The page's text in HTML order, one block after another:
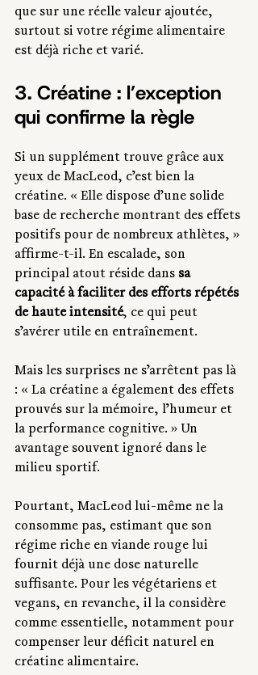
que sur une réelle valeur ajoutée,
surtout si votre régime alimentaire
est déjà riche et varié.
3. Créatine : l’exception
qui confirme la règle
Si un supplément trouve grâce aux
yeux de MacLeod, c’est bien la
créatine. « Elle dispose d’une solide
base de recherche montrant des effets
positifs pour de nombreux athlètes, »
affirme-t-il. En escalade, son
principal atout réside dans sa
capacité à faciliter des efforts répétés
de haute intensité, ce qui peut
s’avérer utile en entraînement.
Mais les surprises ne s’arrêtent pas là
: « La créatine a également des effets
prouvés sur la mémoire, l’humeur et
la performance cognitive. » Un
avantage souvent ignoré dans le
milieu sportif.
Pourtant, MacLeod lui-même ne la
consomme pas, estimant que son
régime riche en viande rouge lui
fournit déjà une dose naturelle
suffisante. Pour les végétariens et
vegans, en revanche, il la considère
comme essentielle, notamment pour
compenser leur déficit naturel en
créatine alimentaire.